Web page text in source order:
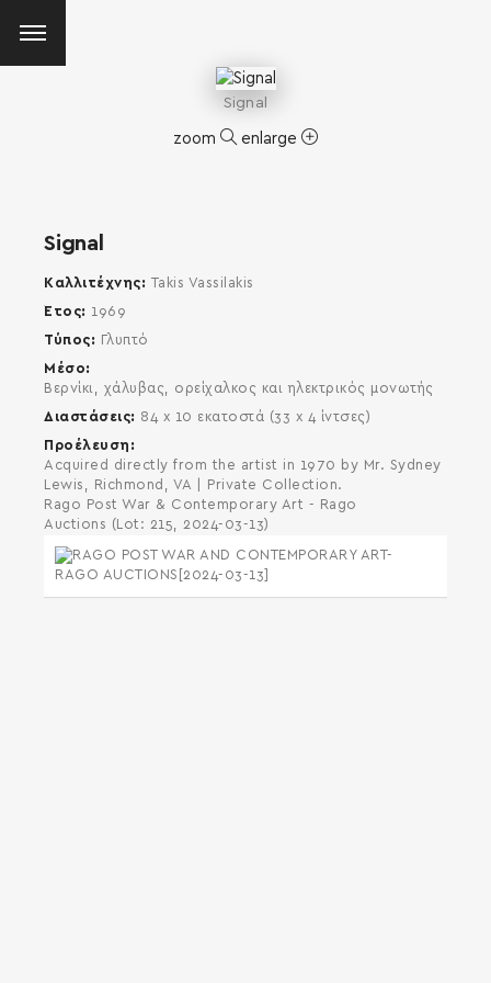
SEARCH AND PRESS ENTER
Signal
zoom enlarge
Signal
Καλλιτέχνης
Takis Vassilakis
Έτος
1969
Τύπος
Γλυπτό
Μέσο
Βερνίκι, χάλυβας, ορείχαλκος και ηλεκτρικός μονωτής
Διαστάσεις
84 x 10 εκατοστά (33 x 4 ίντσες)
Προέλευση
Acquired directly from the artist in 1970 by Mr. Sydney
Lewis, Richmond, VA | Private Collection.
Rago Post War & Contemporary Art - Rago
Auctions (Lot: 215, 2024-03-13)